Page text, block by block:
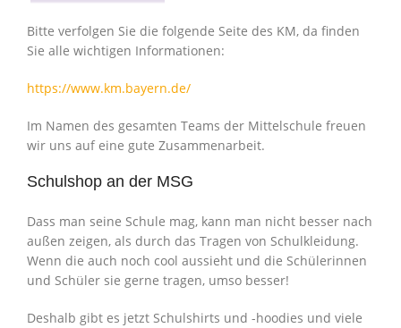
Bitte verfolgen Sie die folgende Seite des KM, da finden
Sie alle wichtigen Informationen:
https://www.km.bayern.de/
Im Namen des gesamten Teams der Mittelschule freuen
wir uns auf eine gute Zusammenarbeit.
Schulshop an der MSG
Dass man seine Schule mag, kann man nicht besser nach
außen zeigen, als durch das Tragen von Schulkleidung.
Wenn die auch noch cool aussieht und die Schülerinnen
und Schüler sie gerne tragen, umso besser!
Deshalb gibt es jetzt Schulshirts und -hoodies und viele